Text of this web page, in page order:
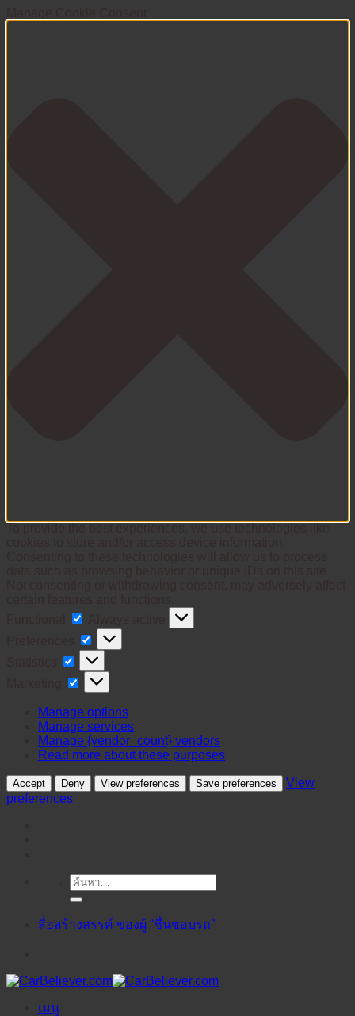
Preferences
Statistics
Marketing
Manage options
Manage services
Manage {vendor_count} vendors
Read more about these purposes
Accept Deny View preferences Save preferences
View
preferences
ค้นหา:
สื่อสร้างสรรค์ ของผู้ “ชื่นชอบรถ”
เมนู